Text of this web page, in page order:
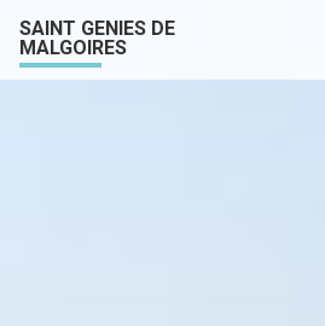
Skip to content
SAINT GENIES DE
MALGOIRES